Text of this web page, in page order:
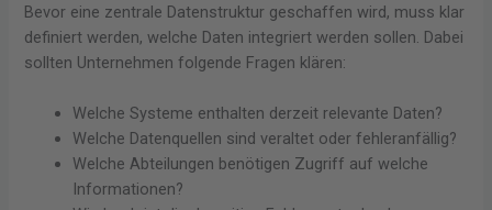
Bevor eine zentrale Datenstruktur geschaffen wird, muss klar
definiert werden, welche Daten integriert werden sollen. Dabei
sollten Unternehmen folgende Fragen klären:
Welche Systeme enthalten derzeit relevante Daten?
Welche Datenquellen sind veraltet oder fehleranfällig?
Welche Abteilungen benötigen Zugriff auf welche
Informationen?